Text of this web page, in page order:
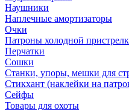
Наушники
Наплечные амортизаторы
Очки
Патроны холодной
Перчатки
Сошки
Станки, упоры, мешки для
Стикхант (наклейки на
Сейфы
Товары для охоты